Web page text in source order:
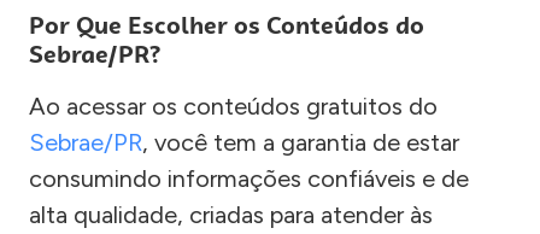
Por Que Escolher os Conteúdos do
Sebrae/PR?
Ao acessar os conteúdos gratuitos do
Sebrae/PR, você tem a garantia de estar
consumindo informações confiáveis e de
alta qualidade, criadas para atender às